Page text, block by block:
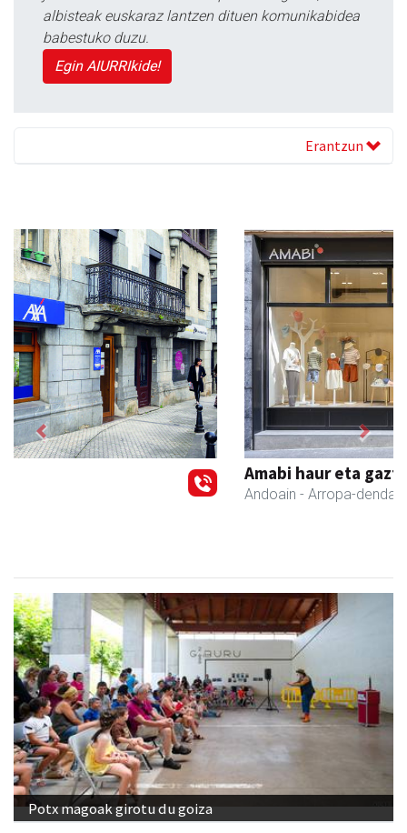
albisteak euskaraz lantzen dituen komunikabidea
babestuko duzu.
Egin AIURRIkide!
Erantzun
Amabi haur eta gazte jantziak
Previous Next
Potx magoak girotu du goiza